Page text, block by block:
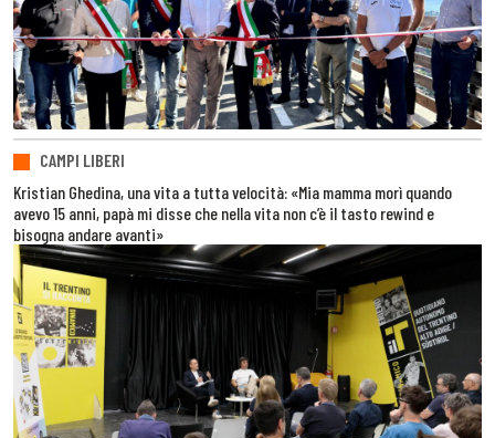
CAMPI LIBERI
Kristian Ghedina, una vita a tutta velocità: «Mia mamma morì quando
avevo 15 anni, papà mi disse che nella vita non c’è il tasto rewind e
bisogna andare avanti»